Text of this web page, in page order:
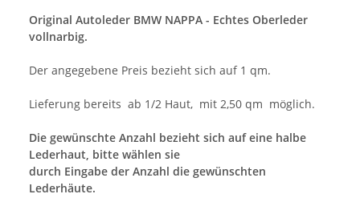
Original Autoleder BMW NAPPA - Echtes Oberleder
vollnarbig.
Der angegebene Preis bezieht sich auf 1 qm.
Lieferung bereits ab 1/2 Haut, mit 2,50 qm möglich.
Die gewünschte Anzahl bezieht sich auf eine halbe
Lederhaut, bitte wählen sie
durch Eingabe der Anzahl die gewünschten
Lederhäute.